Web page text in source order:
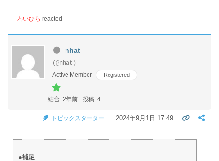
わいひら reacted
nhat
(@nhat)
Active Member
Registered
結合: 2年前 投稿: 4
トピックスターター 2024年9月1日 17:49
●補足